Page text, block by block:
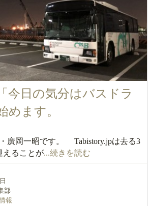
今日の気分はバスドラ
めます。
廣岡一昭です。 Tabistory.jpは去る3
えることが...続きを読む
部
報